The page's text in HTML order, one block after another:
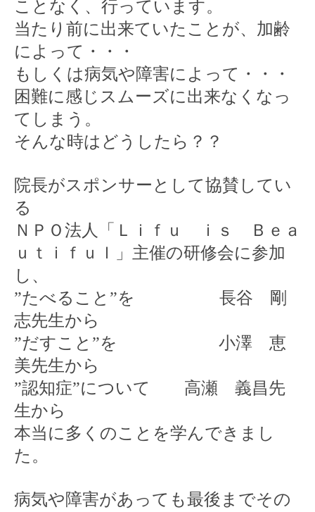
ことなく、行っています。
当たり前に出来ていたことが、加齢
によって・・・
もしくは病気や障害によって・・・
困難に感じスムーズに出来なくなっ
てしまう。
そんな時はどうしたら？？
院長がスポンサーとして協賛してい
る
ＮＰＯ法人「Ｌｉｆｕ ｉｓ Ｂｅａ
ｕｔｉｆｕｌ」主催の研修会に参加
し、
”たべること”を 長谷 剛
志先生から
”だすこと”を 小澤 恵
美先生から
”認知症”について 高瀬 義昌先
生から
本当に多くのことを学んできまし
た。
病気や障害があっても最後までその